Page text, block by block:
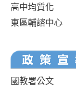
高中均質化
東區輔諮中心
國教署公文